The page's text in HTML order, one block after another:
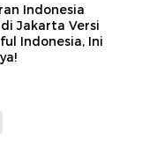
Indonesia
Jakarta Versi
Indonesia, Ini